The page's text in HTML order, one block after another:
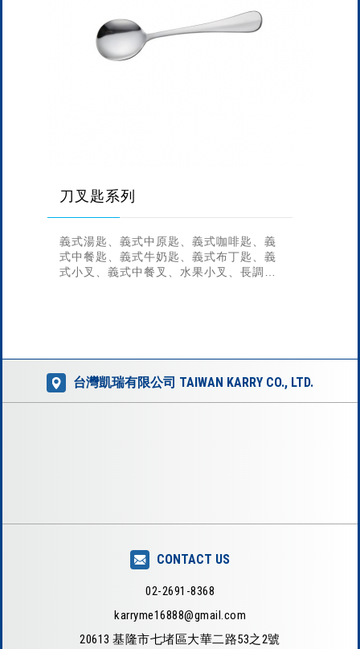
刀叉匙系列
義式湯匙、義式中原匙、義式咖啡匙、義
式中餐匙、義式牛奶匙、義式布丁匙、義
式小叉、義式中餐叉、水果小叉、長調
台灣凱瑞有限公司 TAIWAN KARRY CO., LTD.
CONTACT US
02-2691-8368
karryme16888@gmail.com
20613 基隆市七堵區大華二路53之2號